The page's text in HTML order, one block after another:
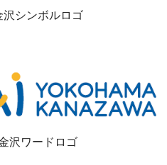
沢シンボルロゴ
沢ワードロゴ